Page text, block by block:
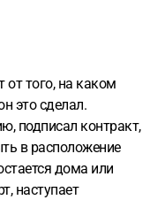
от того, на каком
это сделал.
подписал контракт,
в расположение
дома или
наступает